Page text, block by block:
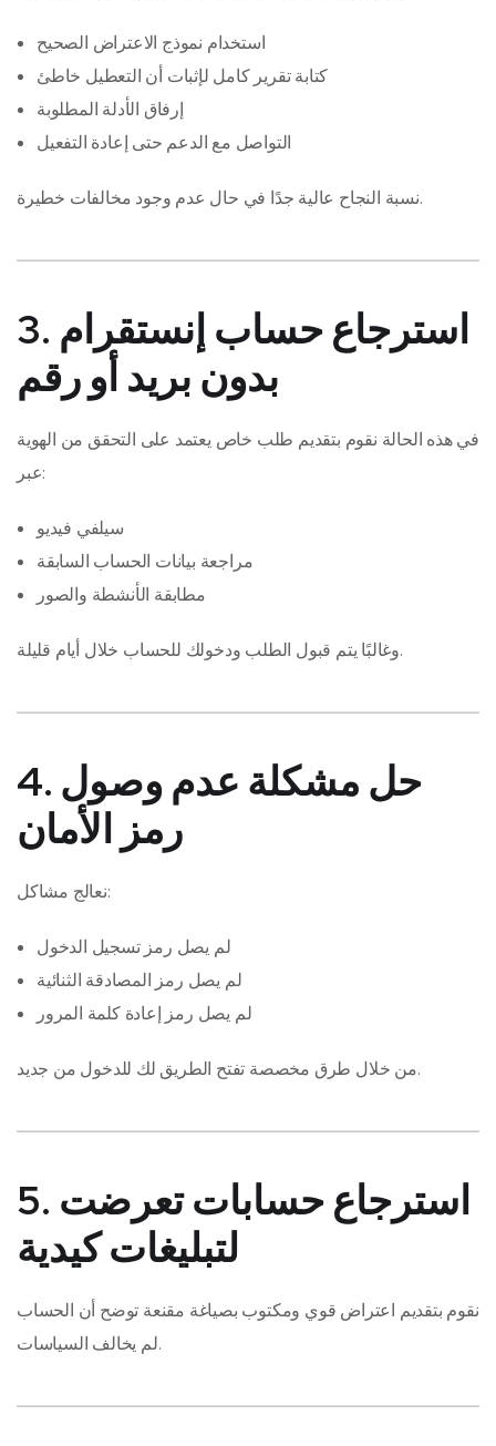
استخدام نموذج الاعتراض الصحيح
كتابة تقرير كامل لإثبات أن التعطيل خاطئ
إرفاق الأدلة المطلوبة
التواصل مع الدعم حتى إعادة التفعيل
نسبة النجاح عالية جدًا في حال عدم وجود مخالفات خطيرة.
3. استرجاع حساب إنستقرام
بدون بريد أو رقم
في هذه الحالة نقوم بتقديم طلب خاص يعتمد على التحقق من الهوية
عبر:
سيلفي فيديو
مراجعة بيانات الحساب السابقة
مطابقة الأنشطة والصور
وغالبًا يتم قبول الطلب ودخولك للحساب خلال أيام قليلة.
4. حل مشكلة عدم وصول
رمز الأمان
نعالج مشاكل:
لم يصل رمز تسجيل الدخول
لم يصل رمز المصادقة الثنائية
لم يصل رمز إعادة كلمة المرور
من خلال طرق مخصصة تفتح الطريق لك للدخول من جديد.
5. استرجاع حسابات تعرضت
لتبليغات كيدية
نقوم بتقديم اعتراض قوي ومكتوب بصياغة مقنعة توضح أن الحساب
لم يخالف السياسات.